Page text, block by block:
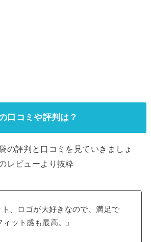
口コミや評判は？
の評判と口コミを見ていきましょ
レビューより抜粋
ト、ロゴが大好きなので、満足で
ット感も最高。』